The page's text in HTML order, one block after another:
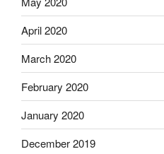
April 2020
March 2020
February 2020
January 2020
December 2019